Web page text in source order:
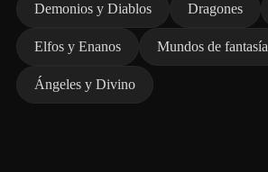
Demonios y Diablos Dragones
Elfos y Enanos Mundos de fantasía
Ángeles y Divino